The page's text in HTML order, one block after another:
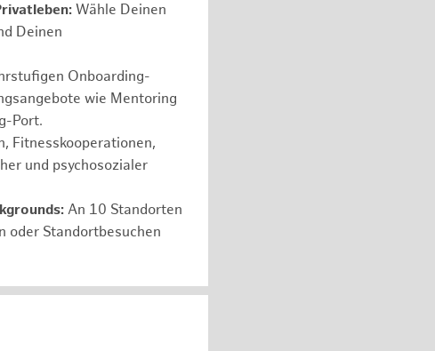
Wähle Deinen
Deinen
Onboarding-
wie Mentoring
Port.
Fitnesskooperationen,
und psychosozialer
An 10 Standorten
oder Standortbesuchen